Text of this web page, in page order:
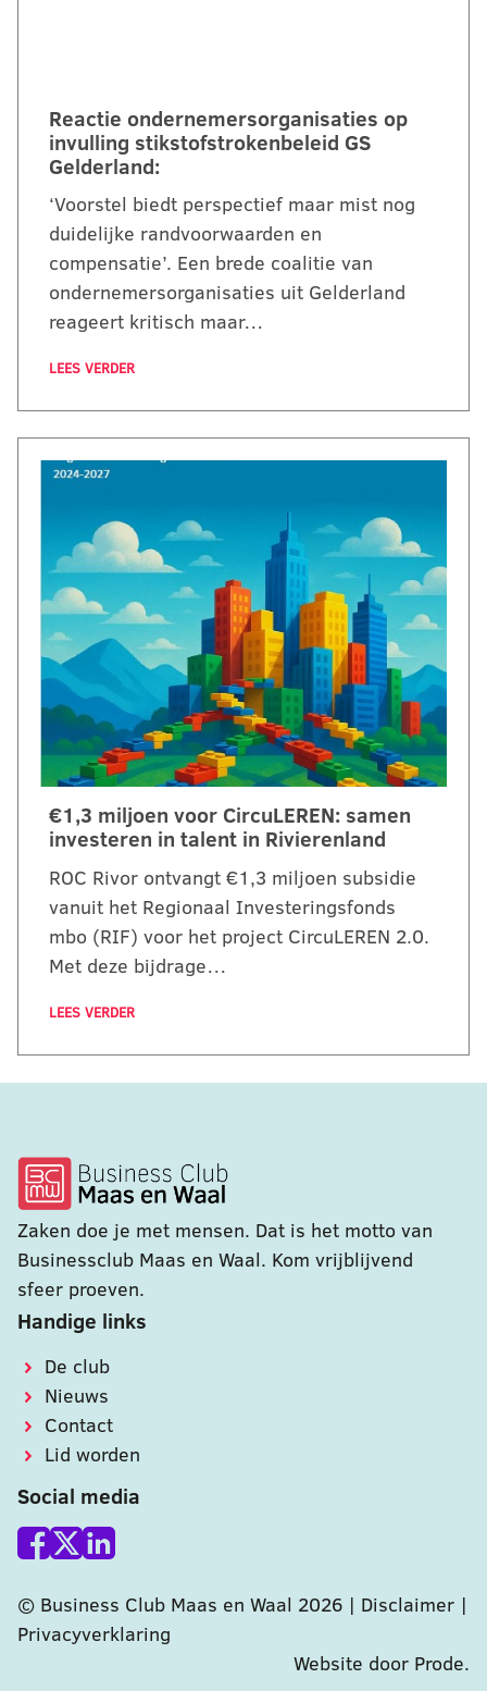
Reactie ondernemersorganisaties op
invulling stikstofstrokenbeleid GS
Gelderland:
‘Voorstel biedt perspectief maar mist nog
duidelijke randvoorwaarden en
compensatie’. Een brede coalitie van
ondernemersorganisaties uit Gelderland
reageert kritisch maar…
LEES VERDER
€1,3 miljoen voor CircuLEREN: samen
investeren in talent in Rivierenland
ROC Rivor ontvangt €1,3 miljoen subsidie
vanuit het Regionaal Investeringsfonds
mbo (RIF) voor het project CircuLEREN 2.0.
Met deze bijdrage…
LEES VERDER
Zaken doe je met mensen. Dat is het motto van
Businessclub Maas en Waal. Kom vrijblijvend
sfeer proeven.
Handige links
De club
Nieuws
Contact
Lid worden
Social media
© Business Club Maas en Waal 2026 | Disclaimer |
Privacyverklaring
Website door Prode.